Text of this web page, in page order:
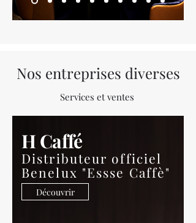
Nos entreprises diverses
Services et ventes
H Caffé
Distributeur officiel
Benelux "Essse Caffè"
Découvrir